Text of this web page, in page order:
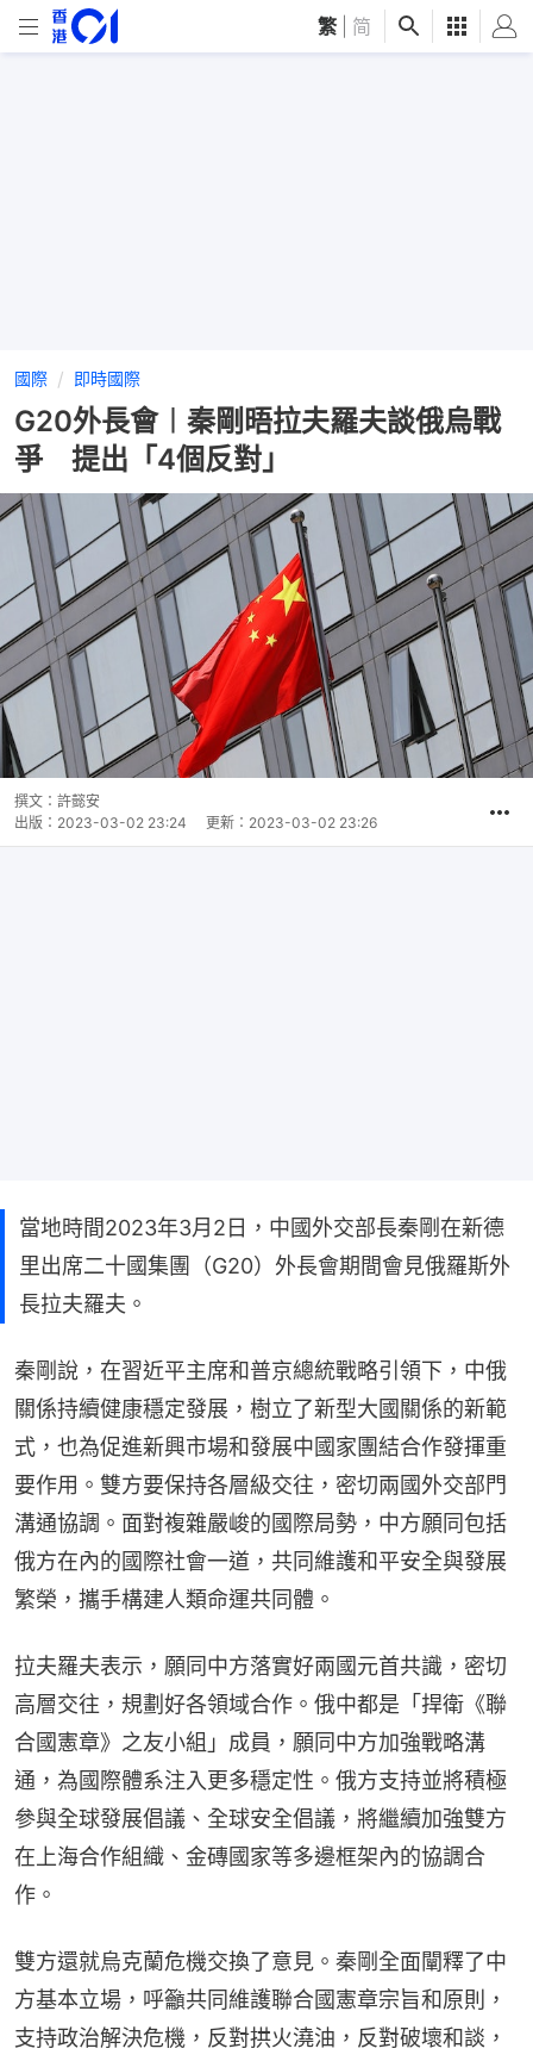
繁 简
國際 即時國際
G20外長會︱秦剛晤拉夫羅夫談俄烏戰
爭 提出「4個反對」
撰文： 許懿安
出版： 2023-03-02 23:24 更新： 2023-03-02 23:26
當地時間2023年3月2日，中國外交部長秦剛在新德
里出席二十國集團（G20）外長會期間會見俄羅斯外
長拉夫羅夫。
秦剛說，在習近平主席和普京總統戰略引領下，中俄
關係持續健康穩定發展，樹立了新型大國關係的新範
式，也為促進新興市場和發展中國家團結合作發揮重
要作用。雙方要保持各層級交往，密切兩國外交部門
溝通協調。面對複雜嚴峻的國際局勢，中方願同包括
俄方在內的國際社會一道，共同維護和平安全與發展
繁榮，攜手構建人類命運共同體。
拉夫羅夫表示，願同中方落實好兩國元首共識，密切
高層交往，規劃好各領域合作。俄中都是「捍衛《聯
合國憲章》之友小組」成員，願同中方加強戰略溝
通，為國際體系注入更多穩定性。俄方支持並將積極
參與全球發展倡議、全球安全倡議，將繼續加強雙方
在上海合作組織、金磚國家等多邊框架內的協調合
作。
雙方還就烏克蘭危機交換了意見。秦剛全面闡釋了中
方基本立場，呼籲共同維護聯合國憲章宗旨和原則，
支持政治解決危機，反對拱火澆油，反對破壞和談，